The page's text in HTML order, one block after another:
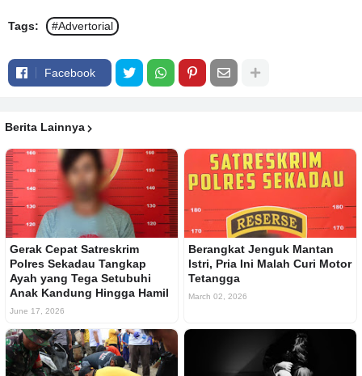
Tags: #Advertorial
Facebook
Berita Lainnya
Gerak Cepat Satreskrim
Polres Sekadau Tangkap
Ayah yang Tega Setubuhi
Anak Kandung Hingga Hamil
June 17, 2026
Berangkat Jenguk Mantan
Istri, Pria Ini Malah Curi Motor
Tetangga
March 02, 2026